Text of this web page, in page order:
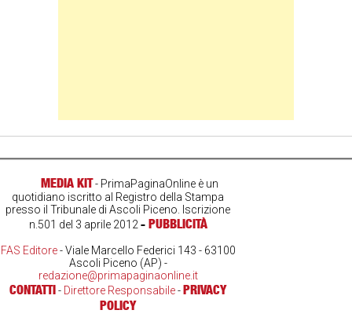
MEDIA KIT- PrimaPaginaOnline è un
quotidiano iscritto al Registro della Stampa
presso il Tribunale di Ascoli Piceno. Iscrizione
n.501 del 3 aprile 2012 - PUBBLICITÀ
FAS Editore- Viale Marcello Federici 143 - 63100
Ascoli Piceno (AP) -
redazione@primapaginaonline.it
CONTATTI- Direttore Responsabile-PRIVACY
POLICY